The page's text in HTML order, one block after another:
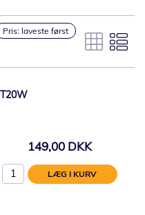
Pris: laveste først
149,00 DKK
LÆG I KURV